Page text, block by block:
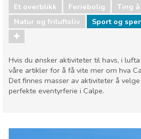
Et overblikk
Feriebolig
Ting
Natur og friluftsliv
Sport og
Hvis du ønsker aktiviteter til havs, i
våre artikler for å få vite mer om hva
Det finnes masser av aktiviteter å
perfekte eventyrferie i Calpe.